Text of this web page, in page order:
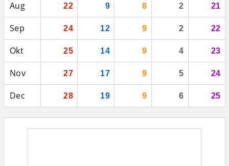
Aug 22 9 8 2 21
Sep 24 12 9 2 22
Okt 25 14 9 4 23
Nov 27 17 9 5 24
Dec 28 19 9 6 25